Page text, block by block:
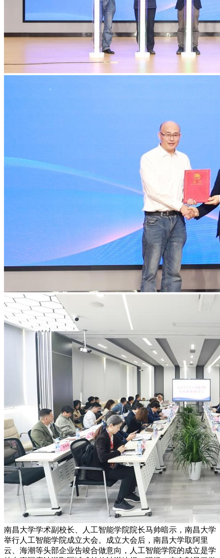
南昌大学学术副校长、人工智能学院院长马帅暗示，南昌大学
举行人工智能学院成立大会。成立大会后，南昌大学取阿里
云、海潮等头部企业告竣合做意向，人工智能学院的成立是学